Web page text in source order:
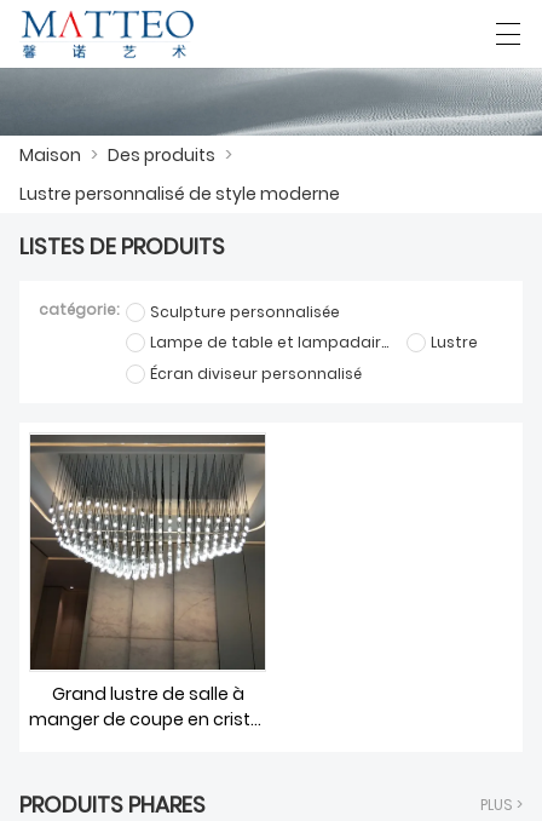
MAISON
À PROPOS DE NOUS
TÉLÉCHARGER
NOUS CONTACTER
Deutsch Español
Maison > Des produits >
Lustre personnalisé de style moderne
LISTES DE PRODUITS
catégorie:
Sculpture personnalisée
Lampe de table et lampadaire sur mesure
Lustre
Écran diviseur personnalisé
Grand lustre de salle à
manger de coupe en cristal
créative de style moderne
PRODUITS PHARES PLUS >